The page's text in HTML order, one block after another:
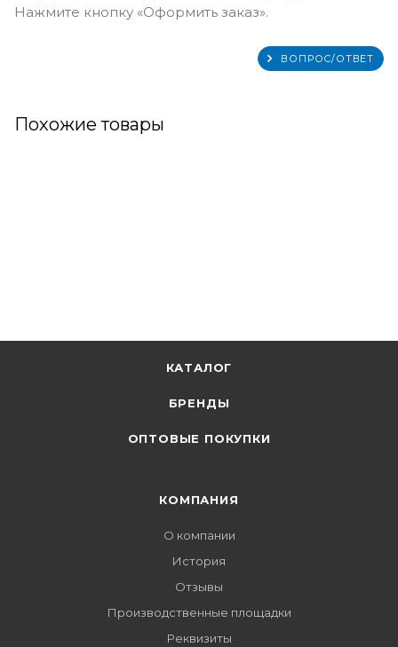
Нажмите кнопку «Оформить заказ».
ВОПРОС/ОТВЕТ
Похожие товары
КАТАЛОГ
БРЕНДЫ
ОПТОВЫЕ ПОКУПКИ
КОМПАНИЯ
О компании
История
Отзывы
Производственные площадки
Реквизиты